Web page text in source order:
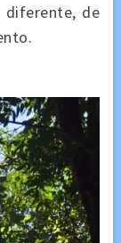
diferente, de